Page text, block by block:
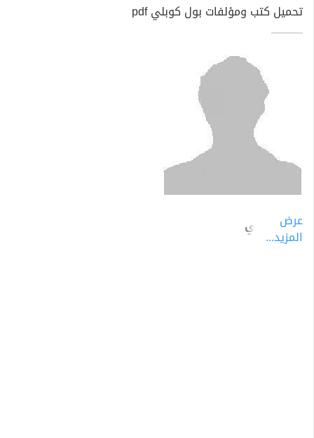
تحميل كتب ومؤلفات بول كوبلي pdf
بول كوبلي
عرض
المزيد...